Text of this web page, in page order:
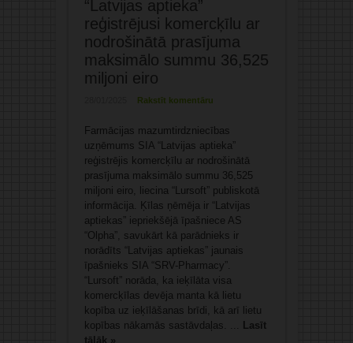
“Latvijas aptieka”
reģistrējusi komercķīlu ar
nodrošinātā prasījuma
maksimālo summu 36,525
miljoni eiro
Rakstīt komentāru
Farmācijas mazumtirdzniecības
uzņēmums SIA “Latvijas aptieka”
reģistrējis komercķīlu ar nodrošinātā
prasījuma maksimālo summu 36,525
miljoni eiro, liecina “Lursoft” publiskotā
informācija. Ķīlas ņēmēja ir “Latvijas
aptiekas” iepriekšējā īpašniece AS
“Olpha”, savukārt kā parādnieks ir
norādīts “Latvijas aptiekas” jaunais
īpašnieks SIA “SRV-Pharmacy”.
“Lursoft” norāda, ka ieķīlāta visa
komercķīlas devēja manta kā lietu
kopība uz ieķīlāšanas brīdi, kā arī lietu
kopības nākamās sastāvdaļas. ... Lasīt
tālāk »